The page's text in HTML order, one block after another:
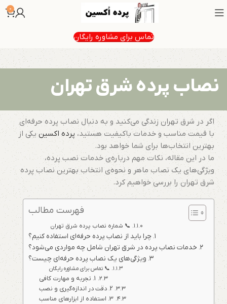
0
تماس برای مشاوره رایگان
نصاب پرده شرق تهران
اگر در شرق تهران زندگی می‌کنید و به دنبال نصاب پرده حرفه‌ای
با قیمت مناسب و خدمات باکیفیت هستید، پرده اکسینیکی از
بهترین انتخاب‌ها برای شما خواهد بود.
ما در این مقاله، نکات مهم درباره‌ی خدمات نصب پرده،
ویژگی‌های یک نصاب ماهر و نحوه‌ی انتخاب بهترین نصاب پرده
شرق تهران را بررسی خواهیم کرد.
فهرست مطالب
📞 شماره نصاب پرده شرق تهران
چرا باید از نصاب پرده حرفه‌ای استفاده کنیم؟
خدمات نصاب پرده در شرق تهران شامل چه مواردی می‌شود؟
ویژگی‌های یک نصاب پرده حرفه‌ای چیست؟
📞 تماس برای مشاوره رایگان
1. تجربه و مهارت کافی
2. دقت در اندازه‌گیری و نصب
3. استفاده از ابزارهای مناسب